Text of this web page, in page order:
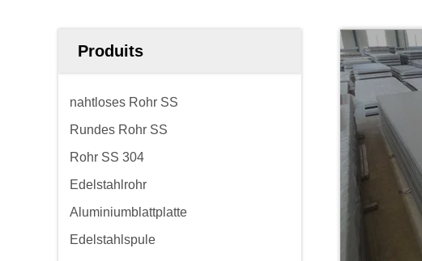
Produits
nahtloses Rohr SS
Rundes Rohr SS
Rohr SS 304
Edelstahlrohr
Aluminiumblattplatte
Edelstahlspule